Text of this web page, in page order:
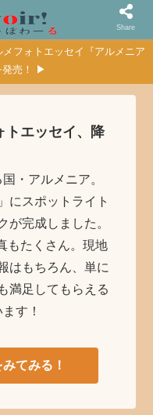
メフォトエッセイ『アルメニア
発売！ ▶
トエッセイ、降
・アルメニア。
にスポットライト
が完成しました。
もたくさん。現地
はもちろん、単に
満足してもらえる
す！
てみる！
Share